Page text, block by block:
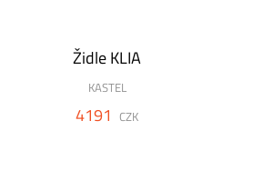
Židle KLIA
KASTEL
4191 CZK